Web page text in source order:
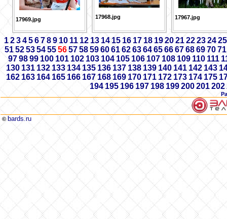
17969.jpg 17968.jpg 17967.jpg
1 2 3 4 5 6 7 8 9 10 11 12 13 1415 16 17 18 19 20 21 22 23 24 25
51 52 53 54 55 56 57 58 59 60 61 62 63 64 65 66 67 68 6970 71
97 98 99 100 101 102 103 104 105 106 107 108 109 110 111
130 131 132133 134 135 136 137 138 139 140 141 142 143
162 163 164 165 166 167 168 169 170 171 172 173 174 175
194 195 196 197 198 199200201202
© bards.ru